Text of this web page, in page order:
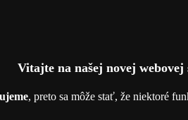
Vitajte na našej novej webovej
, preto sa môže stať, že niektoré